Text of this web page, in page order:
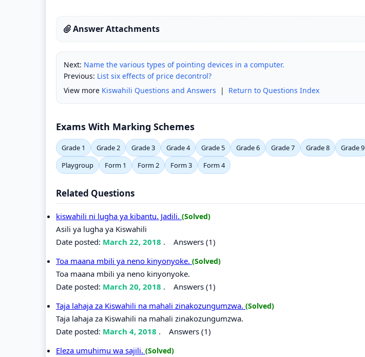
Answer Attachments
Next: Name the various types of pointing devices in a computer.
Previous: List six effects of price decontrol?
View more Kiswahili Questions and Answers | Return to Questions Index
Exams With Marking Schemes
Grade 1 Grade 2 Grade 3 Grade 4 Grade 5 Grade 6 Grade 7 Grade 8 Grade 9
Playgroup
Form 1 Form 2 Form 3 Form 4
Related Questions
kiswahili ni lugha ya kibantu. Jadili. (Solved)
Asili ya lugha ya Kiswahili
Date posted: March 22, 2018 . Answers (1)
Toa maana mbili ya neno kinyonyoke. (Solved)
Toa maana mbili ya neno kinyonyoke.
Date posted: March 20, 2018 . Answers (1)
Taja lahaja za Kiswahili na mahali zinakozungumzwa. (Solved)
Taja lahaja za Kiswahili na mahali zinakozungumzwa.
Date posted: March 4, 2018 . Answers (1)
Eleza umuhimu wa sajili. (Solved)